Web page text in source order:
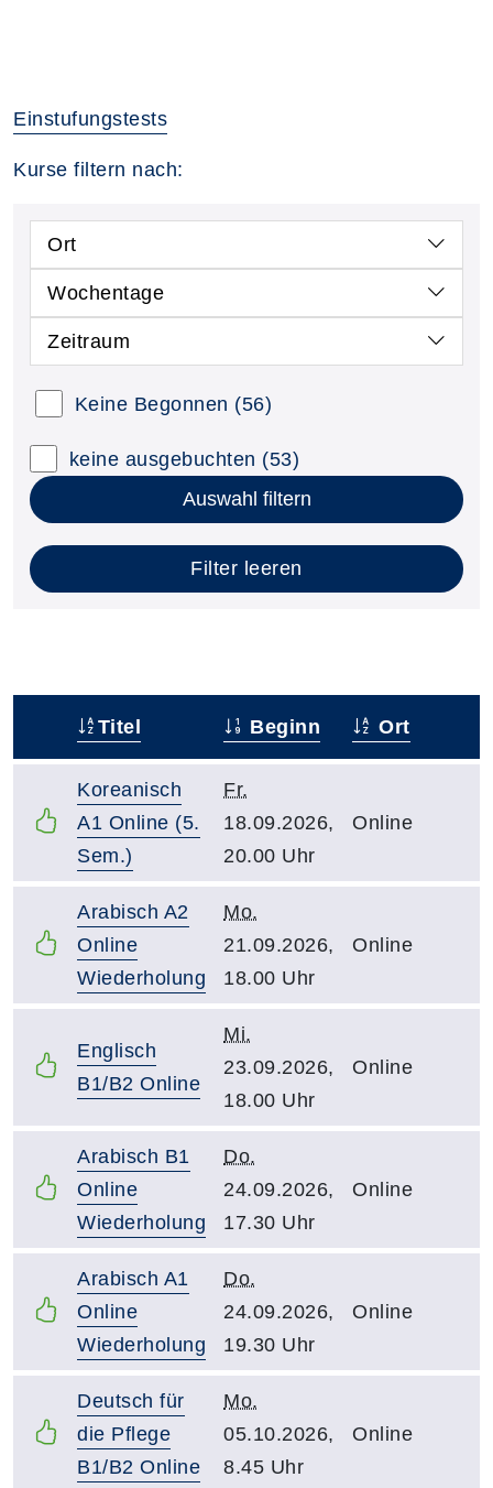
Einstufungstests
Kurse filtern nach:
Ort
Wochentage
Zeitraum
Keine Begonnen (56)
keine ausgebuchten (53)
Auswahl filtern
Filter leeren
Titel Beginn Ort
Koreanisch
A1 Online (5.
Sem.)
Fr.
18.09.2026,
20.00 Uhr
Online
Arabisch A2
Online
Wiederholung
Mo.
21.09.2026,
18.00 Uhr
Online
Englisch
B1/B2 Online
Mi.
23.09.2026,
18.00 Uhr
Online
Arabisch B1
Online
Wiederholung
Do.
24.09.2026,
17.30 Uhr
Online
Arabisch A1
Online
Wiederholung
Do.
24.09.2026,
19.30 Uhr
Online
Deutsch für
die Pflege
B1/B2 Online
Mo.
05.10.2026,
8.45 Uhr
Online